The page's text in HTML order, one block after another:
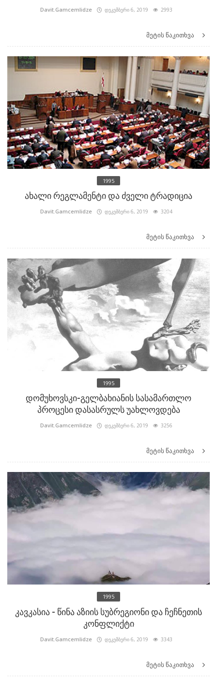
Davit.Gamcemlidze დეკემბერი 6, 2019 2993
მეტის წაკითხვა
1995
ახალი რეგლამენტი და ძველი ტრადიცია
Davit.Gamcemlidze დეკემბერი 6, 2019 3204
მეტის წაკითხვა
1995
დომუხოვსკი-გელბახიანის სასამართლო
პროცესი დასასრულს უახლოვდება
Davit.Gamcemlidze დეკემბერი 6, 2019 3256
მეტის წაკითხვა
1995
კავკასია - წინა აზიის სუბრეგიონი და ჩეჩნეთის
კონფლიქტი
Davit.Gamcemlidze დეკემბერი 6, 2019 3343
მეტის წაკითხვა